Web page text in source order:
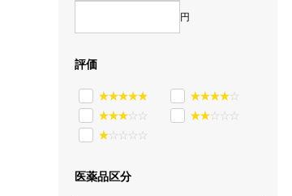
円
評価
医薬品区分